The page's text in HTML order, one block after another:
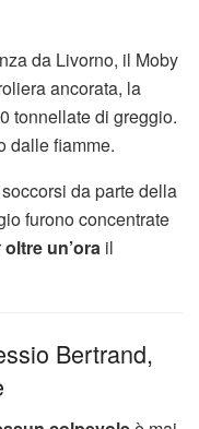
da Livorno, il Moby
ancorata, la
tonnellate di greggio.
dalle fiamme.
da parte della
furono concentrate
oltre un’ora il
Bertrand,